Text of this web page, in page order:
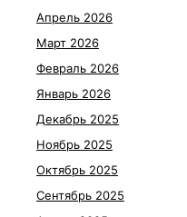
Апрель 2026
Март 2026
Февраль 2026
Январь 2026
Декабрь 2025
Ноябрь 2025
Октябрь 2025
Сентябрь 2025